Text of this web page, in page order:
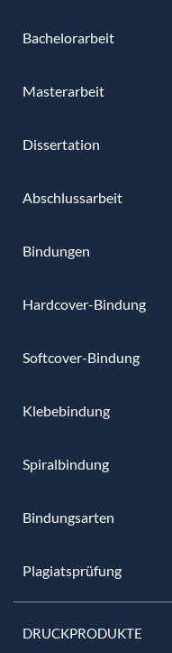
Bachelorarbeit
Masterarbeit
Dissertation
Abschlussarbeit
Bindungen
Hardcover-Bindung
Softcover-Bindung
Klebebindung
Spiralbindung
Bindungsarten
Plagiatsprüfung
DRUCKPRODUKTE